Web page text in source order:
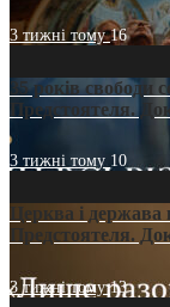
3 тижні тому16
35 років свободи
Предстоятеля.
3 тижні тому 10
Церква і держава
Предстоятеля.
3 тижні тому13